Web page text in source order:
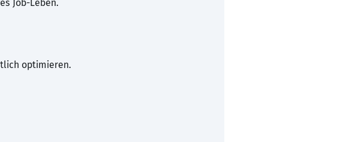
Job-Leben.
optimieren.